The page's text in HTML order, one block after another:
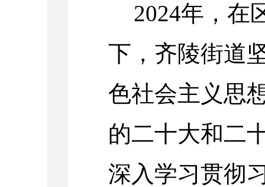
2024年，在
下，齐陵街道
色社会主义思
的二十大和二
深入学习贯彻